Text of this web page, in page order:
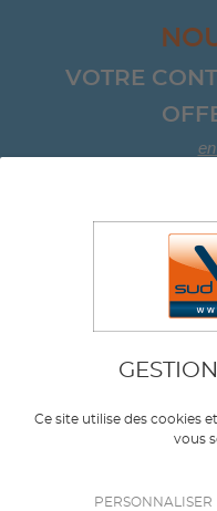
Ce site utilise des cookies
vous
PERSONNALISER
VOTRE
Aller au contenu